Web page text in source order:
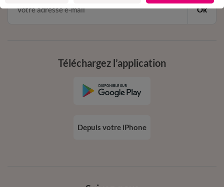
Ok
Téléchargez l’application
Depuis votre iPhone